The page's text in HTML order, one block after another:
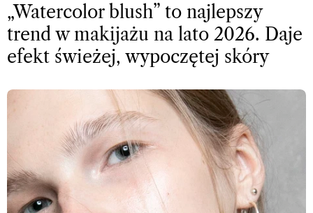
„Watercolor blush” to najlepszy
trend w makijażu na lato 2026. Daje
efekt świeżej, wypoczętej skóry